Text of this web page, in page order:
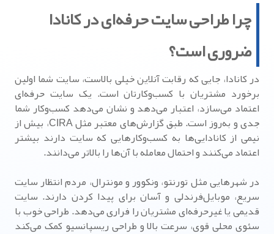
چرا طراحی سایت حرفه‌ای در کانادا
ضروری است؟
در کانادا، جایی که رقابت آنلاین خیلی بالاست، سایت شما اولین
برخورد مشتریان با کسب‌وکارتان است. یک سایت حرفه‌ای
اعتماد می‌سازد، اعتبار می‌دهد و نشان می‌دهد کسب‌وکار شما
جدی و به‌روز است. طبق گزارش‌های معتبر مثل CIRA، بیش از
نیمی از کانادایی‌ها به کسب‌وکارهایی که سایت دارند بیشتر
اعتماد می‌کنند و احتمال معامله با آن‌ها را بالاتر می‌دانند.
در شهرهایی مثل تورنتو، ونکوور و مونترال، مردم انتظار سایت
سریع، موبایل‌فرندلی و آسان برای پیدا کردن دارند. سایت
قدیمی یا غیرحرفه‌ای مشتریان را فراری می‌دهد. طراحی خوب با
سئوی محلی قوی، سرعت بالا و طراحی ریسپانسیو کمک می‌کند